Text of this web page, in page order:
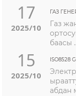
17
2025/10
ГАЗ
Газ
баасы
15
2025/10
ISO8528
абдан